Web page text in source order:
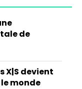
de
X|S devient
monde